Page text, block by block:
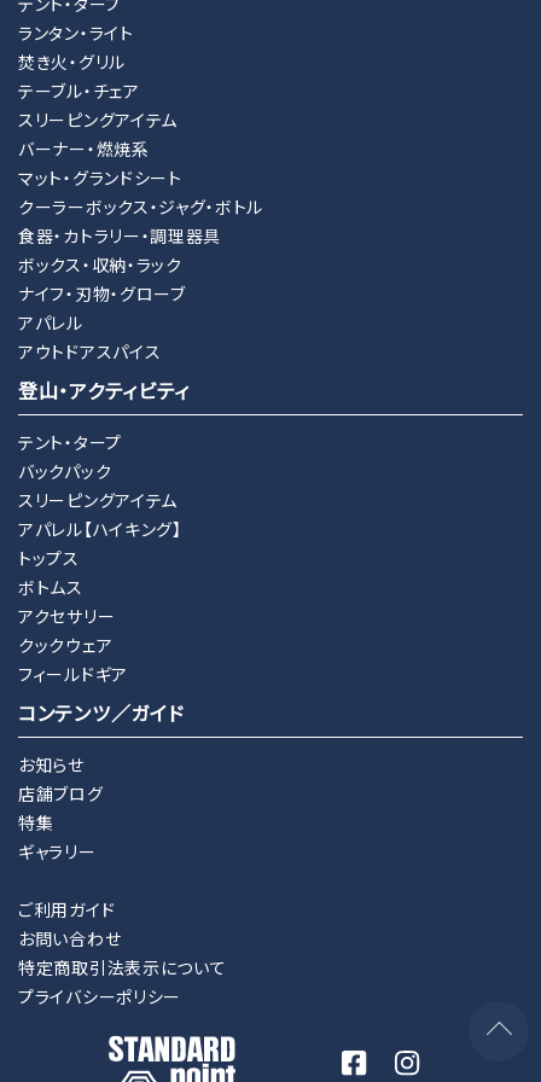
ランタン・ライト
焚き火・グリル
テーブル・チェア
スリーピングアイテム
バーナー・燃焼系
マット・グランドシート
クーラーボックス・ジャグ・ボトル
食器・カトラリー・調理器具
ボックス・収納・ラック
ナイフ・刃物・グローブ
アパレル
アウトドアスパイス
登山・アクティビティ
テント・タープ
バックパック
スリーピングアイテム
アパレル【ハイキング】
トップス
ボトムス
アクセサリー
クックウェア
フィールドギア
コンテンツ／ガイド
お知らせ
店舗ブログ
特集
ギャラリー
ご利用ガイド
お問い合わせ
特定商取引法表示について
プライバシーポリシー